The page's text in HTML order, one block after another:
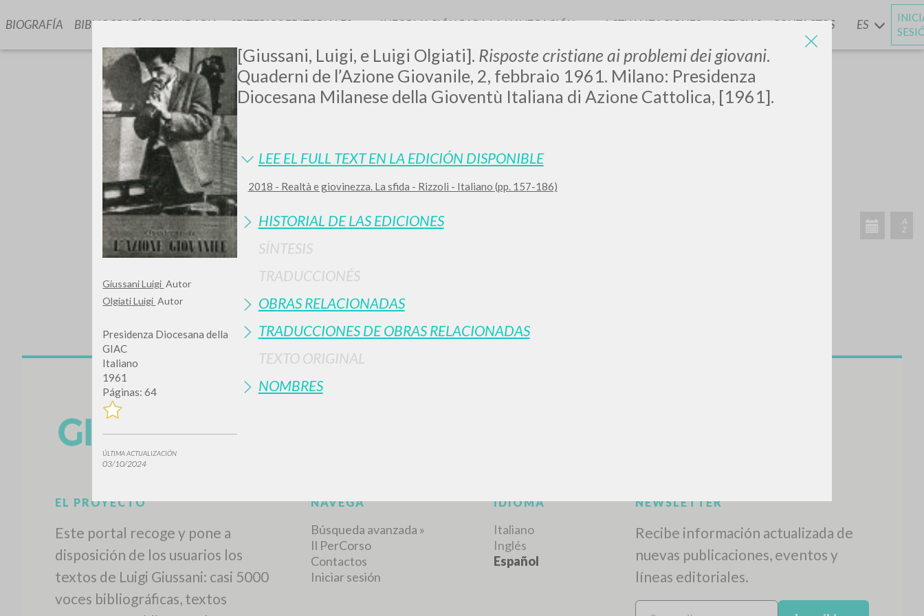
Giussani Luigi Autor
Olgiati Luigi Autor
Presidenza Diocesana della
GIAC
Italiano
1961
Páginas: 64
ÚLTIMA ACTUALIZACIÓN
03/10/2024
[Giussani, Luigi, e Luigi Olgiati]. Risposte cristiane ai problemi dei giovani.
Quaderni de l’Azione Giovanile, 2, febbraio 1961. Milano: Presidenza
Diocesana Milanese della Gioventù Italiana di Azione Cattolica, [1961].
LEE EL FULL TEXT EN LA EDICIÓN DISPONIBLE
2018 - Realtà e giovinezza. La sfida - Rizzoli - Italiano (pp. 157-186)
HISTORIAL DE LAS EDICIONES
SÍNTESIS
TRADUCCIONÉS
OBRAS RELACIONADAS
TRADUCCIONES DE OBRAS RELACIONADAS
TEXTO ORIGINAL
NOMBRES
BIOGRAFÍA BIBLIOGRAFÍA SECUNDARIA CRITERIOS EDITORIALES INFORMACIÓN PARA LA NAVEGACIÓN ACTUALIZACIONESYNOTICIAS CONTACTOS ES
¿Quieres resultados aún más precisos? Utilizar elBÚSQUEDA AVANZADA »
TIPOLOGÍA
EL PROYECTO
Este portal recoge y pone a
NAVEGA IDIOMA NEWSLETTER
Recibe información actualizada de